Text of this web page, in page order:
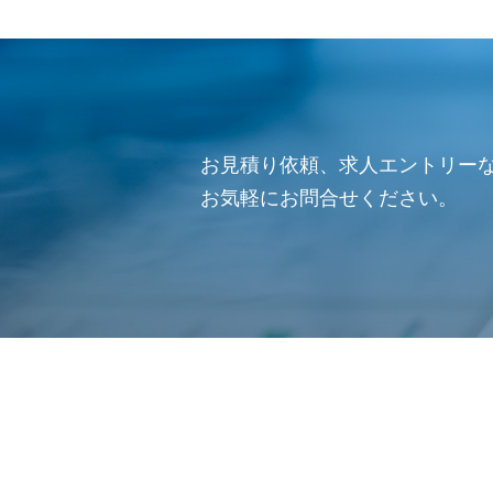
お見積り依頼、求人エントリー
お気軽にお問合せください。